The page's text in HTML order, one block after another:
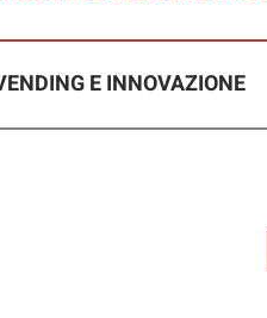
E INNOVAZIONE